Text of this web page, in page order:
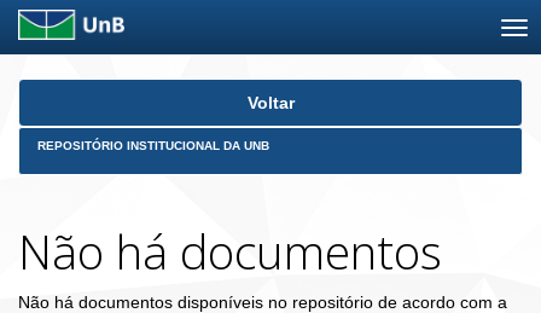
Skip
Voltar
REPOSITÓRIO INSTITUCIONAL DA UNB
Não há documentos
Não há documentos disponíveis no repositório de acordo com a